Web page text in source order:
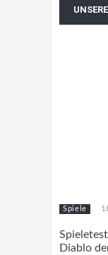
Spiele
Diablo